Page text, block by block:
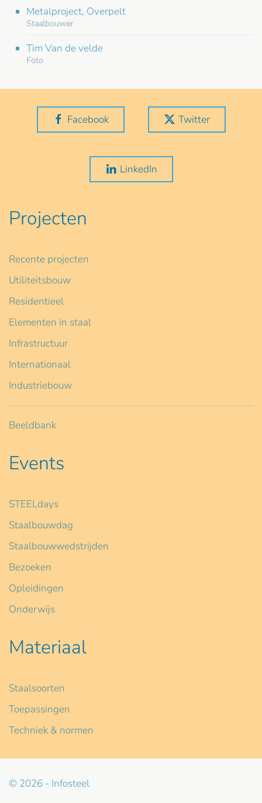
Metalproject, Overpelt
Staalbouwer
Tim Van de velde
Foto
Facebook Twitter
LinkedIn
Projecten
Recente projecten
Utiliteitsbouw
Residentieel
Elementen in staal
Infrastructuur
Internationaal
Industriebouw
Beeldbank
Events
STEELdays
Staalbouwdag
Staalbouwwedstrijden
Bezoeken
Opleidingen
Onderwijs
Materiaal
Staalsoorten
Toepassingen
Techniek & normen
© 2026 - Infosteel